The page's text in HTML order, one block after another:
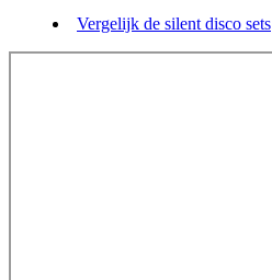
Vergelijk de silent disco sets